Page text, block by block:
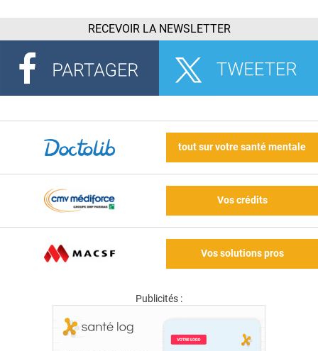
RECEVOIR LA NEWSLETTER
tout sur votre santé mentale
Vos crédits
Vos solutions pros
Publicités :